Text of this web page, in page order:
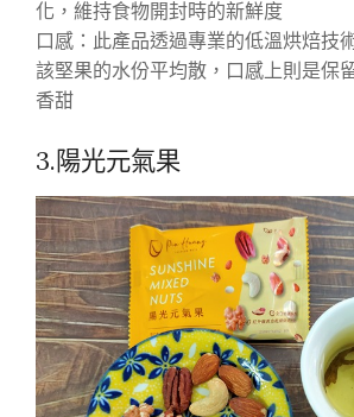
化，維持食物開封時的新鮮度
口感：此產品透過專業的低溫烘焙技
該堅果的水份平均散，口感上則是保
香甜
3.陽光元氣果